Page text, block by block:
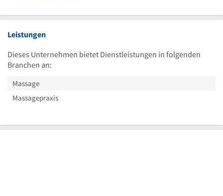
Uhr
Leistungen
Dieses Unternehmen bietet Dienstleistungen in folgenden
Branchen an:
Massage
Massagepraxis